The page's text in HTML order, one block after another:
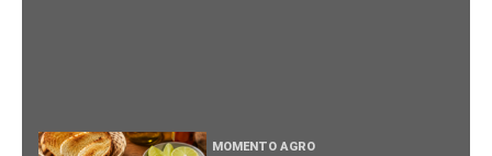
MOMENTO AGRO